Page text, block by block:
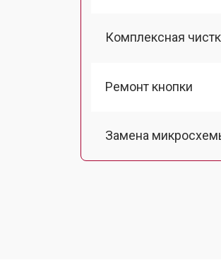
Комплексная
Ремонт кнопки
Замена